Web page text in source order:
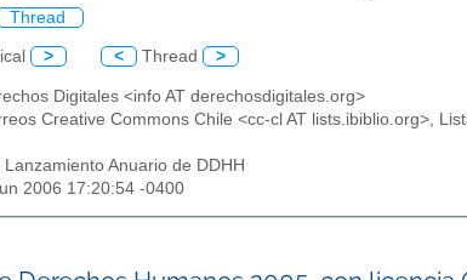
Thread
> < Thread >
Digitales <info AT derechosdigitales.org>
Creative Commons Chile <cc-cl AT lists.ibiblio.org>,
Lanzamiento Anuario de DDHH
2006 17:20:54 -0400